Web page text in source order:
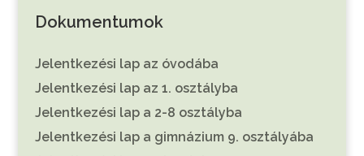
Dokumentumok
Jelentkezési lap az óvodába
Jelentkezési lap az 1. osztályba
Jelentkezési lap a 2-8 osztályba
Jelentkezési lap a gimnázium 9. osztályába